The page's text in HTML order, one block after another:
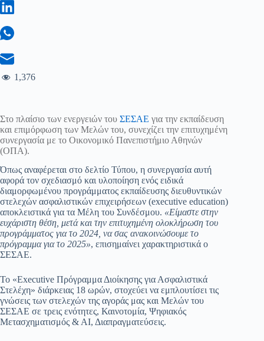
1,376
Στο πλαίσιο των ενεργειών του ΣΕΣΑΕ για την εκπαίδευση
και επιμόρφωση των Μελών του, συνεχίζει την επιτυχημένη
συνεργασία με το Οικονομικό Πανεπιστήμιο Αθηνών
(ΟΠΑ).
Όπως αναφέρεται στο δελτίο Τύπου, η συνεργασία αυτή
αφορά τον σχεδιασμό και υλοποίηση ενός ειδικά
διαμορφωμένου προγράμματος εκπαίδευσης διευθυντικών
στελεχών ασφαλιστικών επιχειρήσεων (executive education)
αποκλειστικά για τα Mέλη του Συνδέσμου. «Είμαστε στην
ευχάριστη θέση, μετά και την επιτυχημένη ολοκλήρωση του
προγράμματος για το 2024, να σας ανακοινώσουμε το
πρόγραμμα για το 2025», επισημαίνει χαρακτηριστικά ο
ΣΕΣΑΕ.
Το «Executive Πρόγραμμα Διοίκησης για Ασφαλιστικά
Στελέχη» διάρκειας 18 ωρών, στοχεύει να εμπλουτίσει τις
γνώσεις των στελεχών της αγοράς μας και Μελών του
ΣΕΣΑΕ σε τρεις ενότητες, Καινοτομία, Ψηφιακός
Μετασχηματισμός & ΑΙ, Διαπραγματεύσεις.